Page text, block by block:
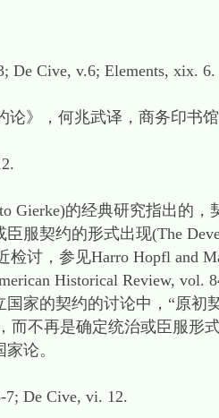
Cive, v.6; Elements, xix. 6.
》，何兆武译，商务印书馆
的经典研究指出的，
服契约的形式出现(The
检讨，参见Harro Hopfl and
Historical Review,
家的契约的讨论中，“原初
而不再是确定统治或臣服形
论。
De Cive, vi. 12.